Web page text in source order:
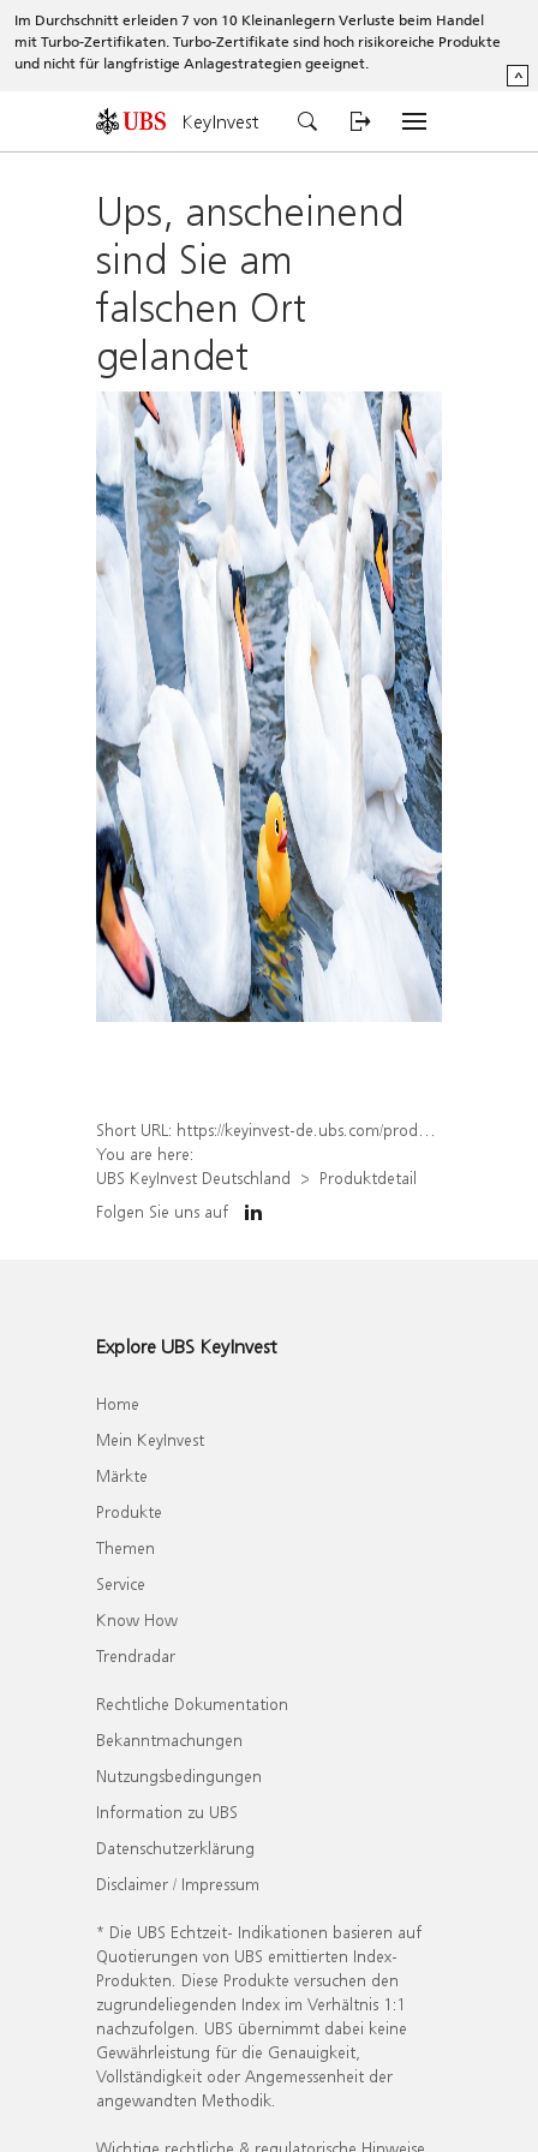
Im Durchschnitt erleiden 7 von 10 Kleinanlegern Verluste beim Handel
mit Turbo-Zertifikaten. Turbo-Zertifikate sind hoch risikoreiche Produkte
und nicht für langfristige Anlagestrategien geeignet.
^
KeyInvest
Ups, anscheinend
sind Sie am
falschen Ort
gelandet
Short URL: https://keyinvest-de.ubs.com/produkt/detail/index/isin/DE000WA78G60
You are here:
UBS KeyInvest Deutschland
Produktdetail
Folgen Sie uns auf
Explore UBS KeyInvest
Home
Mein KeyInvest
Märkte
Produkte
Themen
Service
Know How
Trendradar
Rechtliche Dokumentation
Bekanntmachungen
Nutzungsbedingungen
Information zu UBS
Datenschutzerklärung
Disclaimer / Impressum
* Die UBS Echtzeit- Indikationen basieren auf
Quotierungen von UBS emittierten Index-
Produkten. Diese Produkte versuchen den
zugrundeliegenden Index im Verhältnis 1:1
nachzufolgen. UBS übernimmt dabei keine
Gewährleistung für die Genauigkeit,
Vollständigkeit oder Angemessenheit der
angewandten Methodik.